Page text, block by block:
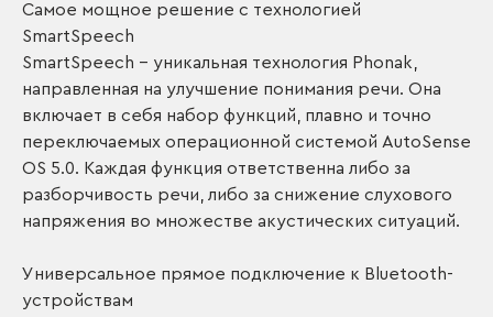
Самое мощное решение с технологией
SmartSpeech
SmartSpeech – уникальная технология Phonak,
направленная на улучшение понимания речи. Она
включает в себя набор функций, плавно и точно
переключаемых операционной системой AutoSense
OS 5.0. Каждая функция ответственна либо за
разборчивость речи, либо за снижение слухового
напряжения во множестве акустических ситуаций.
Универсальное прямое подключение к Bluetooth-
устройствам